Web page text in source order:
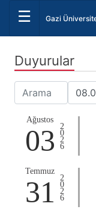
☰ Gazi
Duyurular
Ağustos
03 2026
Temmuz
31 2026